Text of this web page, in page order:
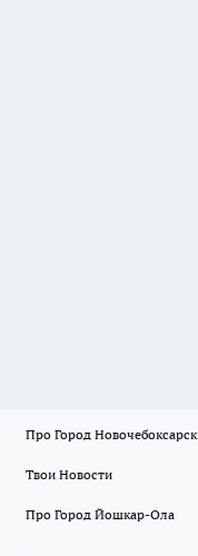
Про Город Новочебоксарск
Твои Новости
Про Город Йошкар-Ола